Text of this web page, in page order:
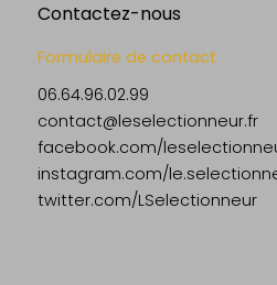
Contactez-nous
Formulaire de contact
06.64.96.02.99
contact@leselectionneur.fr
facebook.com/
instagram.com/
twitter.com/LSelectionneur